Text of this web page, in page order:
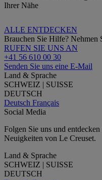
Ihrer Nähe
ALLE ENTDECKEN
Brauchen Sie Hilfe? Nehmen
RUFEN SIE UNS AN
+41 56 610 00 30
Senden Sie uns eine E-Mail
Land & Sprache
SCHWEIZ | SUISSE
DEUTSCH
Deutsch Français
Social Media
Folgen Sie uns und
Neuigkeiten von Le Creuset.
Land & Sprache
SCHWEIZ | SUISSE
DEUTSCH